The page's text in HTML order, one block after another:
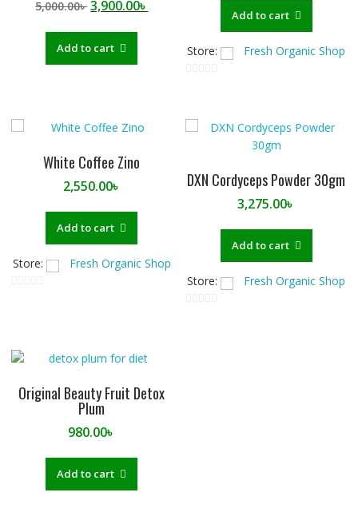
5,000.00৳Original
5,000.00৳ .
3,900.00৳
3,900.00৳ .
Add to cart
was:
1,250.00৳ .
Add to cart
Store: Fresh Organic Shop
u
f
5
White Coffee Zino
2,550.00৳
Add to cart
Store: Fresh Organic Shop
t
DXN Cordyceps Powder 30gm
3,275.00৳
Add to cart
Store: Fresh Organic Shop
Original Beauty Fruit Detox
Plum
980.00৳
Add to cart